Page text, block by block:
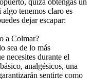
tenemos claro es
dejar escapar:
a Colmar?
sea de lo más
necesites durante el
analgésicos, una
sentirte como